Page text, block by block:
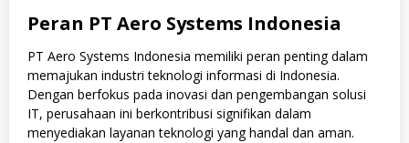
Peran PT Aero Systems Indonesia
PT Aero Systems Indonesia memiliki peran penting dalam
memajukan industri teknologi informasi di Indonesia.
Dengan berfokus pada inovasi dan pengembangan solusi
IT, perusahaan ini berkontribusi signifikan dalam
menyediakan layanan teknologi yang handal dan aman.